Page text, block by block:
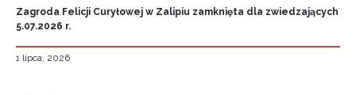
Zagroda Felicji Curyłowej w Zalipiu zamknięta dla zwiedzających
5.07.2026 r.
1 lipca, 2026